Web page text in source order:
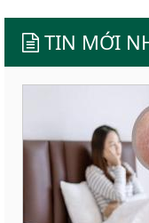
TIN MỚI